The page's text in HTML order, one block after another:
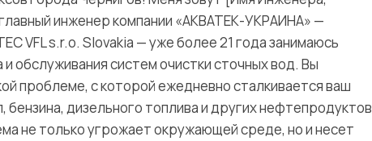
инженер компании «АКВАТЕК-УКРАИНА» —
VFL s.r.o. Slovakia — уже более 21 года занимаюсь
обслуживания систем очистки сточных вод. Вы
проблеме, с которой ежедневно сталкивается ваш
дизельного топлива и других нефтепродуктов
не только угрожает окружающей среде, но и несет